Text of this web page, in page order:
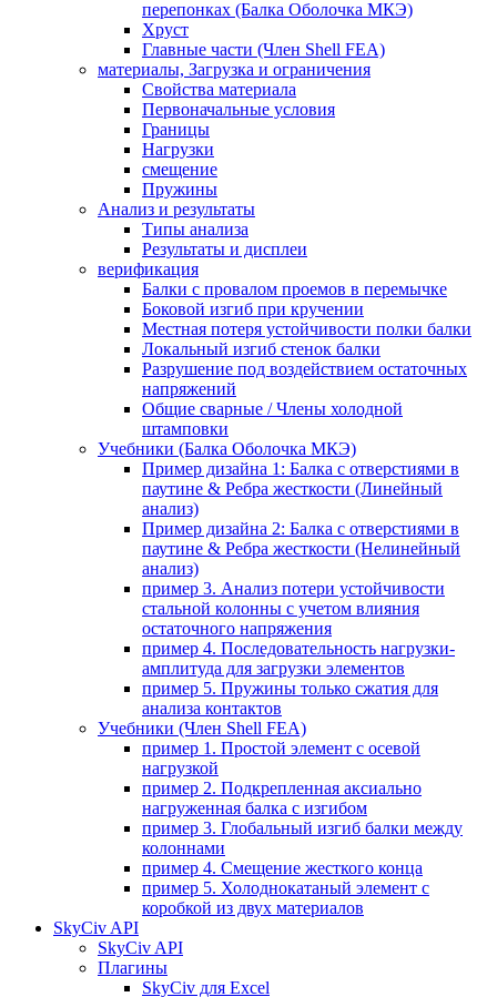
перепонках (Балка Оболочка МКЭ)
Хруст
Главные части (Член Shell FEA)
материалы, Загрузка и ограничения
Свойства материала
Первоначальные условия
Границы
Нагрузки
смещение
Пружины
Анализ и результаты
Типы анализа
Результаты и дисплеи
верификация
Балки с провалом проемов в перемычке
Боковой изгиб при кручении
Местная потеря устойчивости полки балки
Локальный изгиб стенок балки
Разрушение под воздействием остаточных
напряжений
Общие сварные / Члены холодной
штамповки
Учебники (Балка Оболочка МКЭ)
Пример дизайна 1: Балка с отверстиями в
паутине & Ребра жесткости (Линейный
анализ)
Пример дизайна 2: Балка с отверстиями в
паутине & Ребра жесткости (Нелинейный
анализ)
пример 3. Анализ потери устойчивости
стальной колонны с учетом влияния
остаточного напряжения
пример 4. Последовательность нагрузки-
амплитуда для загрузки элементов
пример 5. Пружины только сжатия для
анализа контактов
Учебники (Член Shell FEA)
пример 1. Простой элемент с осевой
нагрузкой
пример 2. Подкрепленная аксиально
нагруженная балка с изгибом
пример 3. Глобальный изгиб балки между
колоннами
пример 4. Смещение жесткого конца
пример 5. Холоднокатаный элемент с
коробкой из двух материалов
SkyCiv API
SkyCiv API
Плагины
SkyCiv для Excel